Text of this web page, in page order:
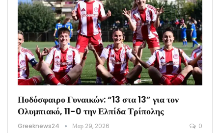
Ποδόσφαιρο Γυναικών: “13 στα 13” για τον
Ολυμπιακό, 11-0 την Ελπίδα Τρίπολης
Greeknews24 Μαρ 29, 2026 0